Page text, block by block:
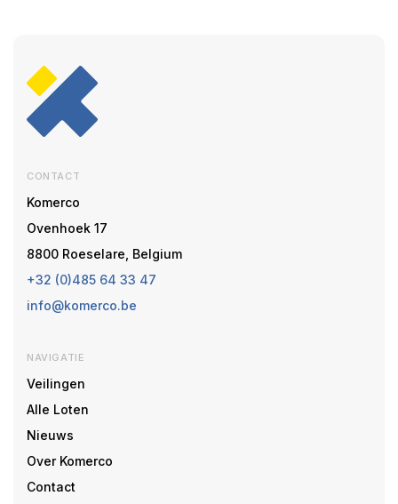
CONTACT
Komerco
Ovenhoek 17
8800 Roeselare, Belgium
+32 (0)485 64 33 47
info@komerco.be
NAVIGATIE
Veilingen
Alle Loten
Nieuws
Over Komerco
Contact